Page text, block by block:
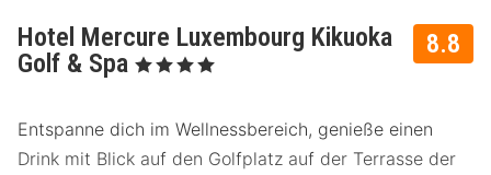
8.8
Hotel Mercure Luxembourg Kikuoka
Golf & Spa , 4 Sterne
Entspanne dich im Wellnessbereich, genieße einen
Drink mit Blick auf den Golfplatz auf der Terrasse der